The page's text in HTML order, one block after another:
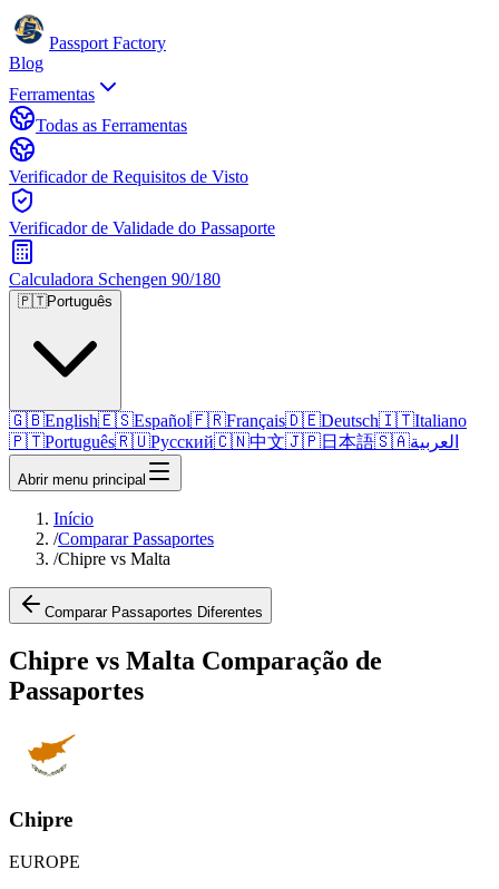
Passport Factory
Blog
Ferramentas
Todas as Ferramentas
Verificador de Requisitos de Visto
Verificador de Validade do Passaporte
Calculadora Schengen 90/180
🇵🇹Português
🇬🇧English🇪🇸Español🇫🇷Français🇩🇪Deutsch🇮🇹Italiano
🇵🇹Português🇷🇺Русский🇨🇳中文🇯🇵日本語🇸🇦العربية
Abrir menu principal
Início
/Comparar Passaportes
/Chipre vs Malta
Comparar Passaportes Diferentes
Chipre vs Malta Comparação de
Passaportes
Chipre
EUROPE